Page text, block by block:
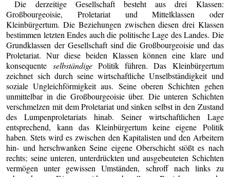
Die derzeitige Gesellschaft besteht aus drei Klassen:
Großbourgeoisie, Proletariat und Mittelklassen oder
Kleinbürgertum. Die Beziehungen zwischen diesen drei Klassen
bestimmen letzten Endes auch die politische Lage des Landes. Die
Grundklassen der Gesellschaft sind die Großbourgeoisie und das
Proletariat. Nur diese beiden Klassen können eine klare und
konsequente selbständigePolitik führen. Das Kleinbürgertum
zeichnet sich durch seine wirtschaftliche Unselbständigkeit und
soziale Ungleichförmigkeit aus. Seine oberen Schichten gehen
unmittelbar in die Großbourgeoisie über. Die unteren Schichten
verschmelzen mit dem Proletariat und sinken selbst in den Zustand
des Lumpenproletariats hinab. Seiner wirtschaftlichen Lage
entsprechend, kann das Kleinbürgertum keine eigene Politik
haben. Stets wird es zwischen den Kapitalisten und den Arbeitern
hin- und herschwanken Seine eigene Oberschicht stößt es nach
rechts; seine unteren, unterdrückten und ausgebeuteten Schichten
vermögen unter gewissen Umständen, schroff nach links zu